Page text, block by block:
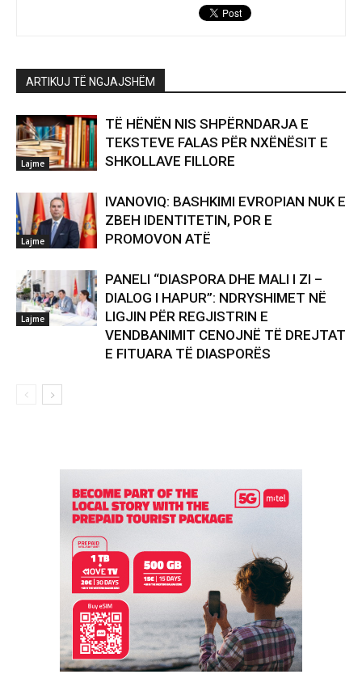
ARTIKUJ TË NGJAJSHËM
Lajme
TË HËNËN NIS SHPËRNDARJA E
TEKSTEVE FALAS PËR NXËNËSIT E
SHKOLLAVE FILLORE
Lajme
IVANOVIQ: BASHKIMI EVROPIAN NUK E
ZBEH IDENTITETIN, POR E
PROMOVON ATË
Lajme
PANELI “DIASPORA DHE MALI I ZI –
DIALOG I HAPUR”: NDRYSHIMET NË
LIGJIN PËR REGJISTRIN E
VENDBANIMIT CENOJNË TË DREJTAT
E FITUARA TË DIASPORËS